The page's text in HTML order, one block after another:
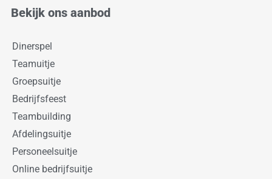
Bekijk ons aanbod
Dinerspel
Teamuitje
Groepsuitje
Bedrijfsfeest
Teambuilding
Afdelingsuitje
Personeelsuitje
Online bedrijfsuitje